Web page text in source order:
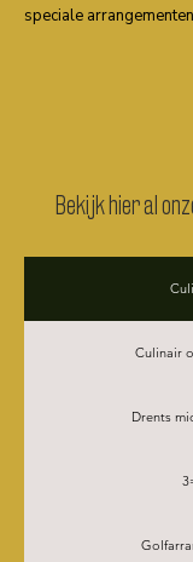
speciale
Bekijk hier al
Culinair
Drents